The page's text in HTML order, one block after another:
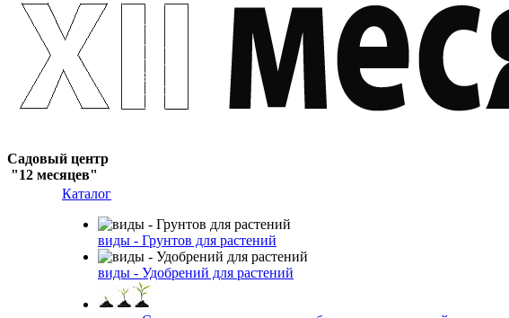
Садовый центр
"12 месяцев"
Каталог
виды - Грунтов для растений
виды - Удобрений для растений